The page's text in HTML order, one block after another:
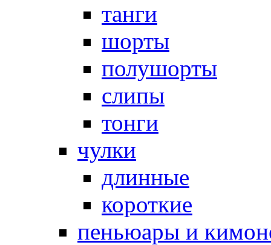
танги
шорты
полушорты
слипы
тонги
чулки
длинные
короткие
пеньюары и